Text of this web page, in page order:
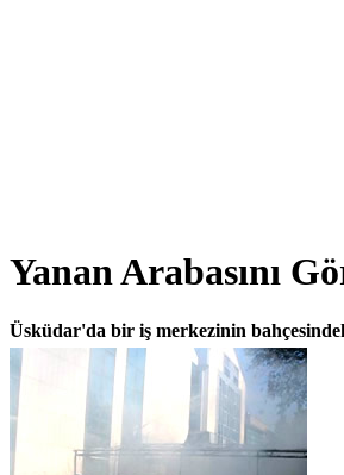
Yanan Arabasını
Üsküdar'da bir iş merkezinin